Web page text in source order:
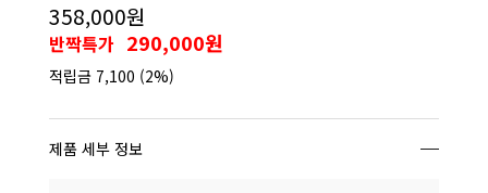
358,000원
반짝특가 290,000원
적립금 7,100 (2%)
제품 세부 정보